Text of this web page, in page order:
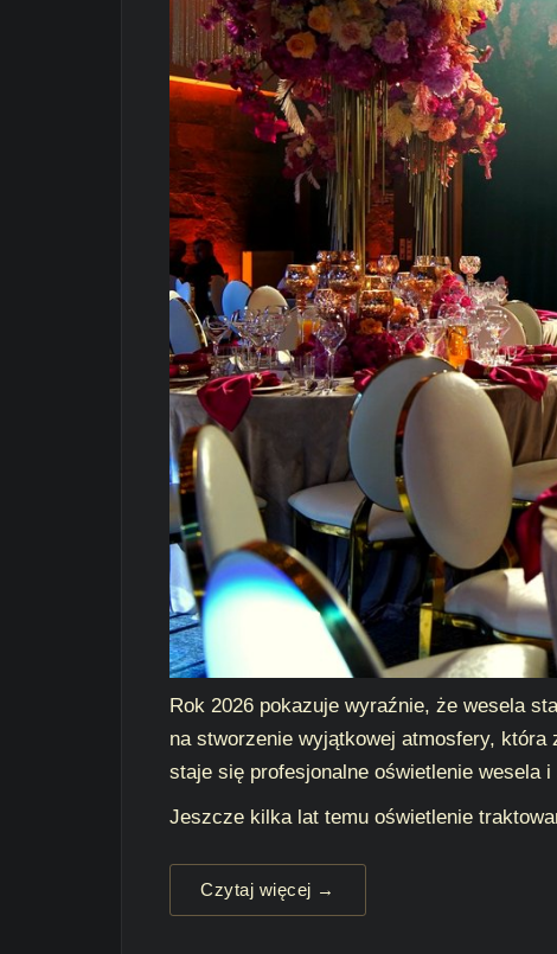
Rok 2026 pokazuje wyraźnie, że wesela
na stworzenie wyjątkowej atmosfery,
staje się profesjonalne oświetlenie wesela
Jeszcze kilka lat temu oświetlenie
Czytaj więcej →